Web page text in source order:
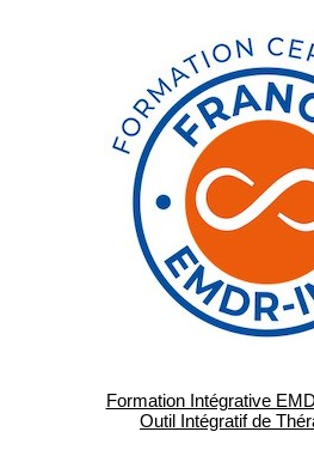
Formation Intégrative
Outil Intégratif de